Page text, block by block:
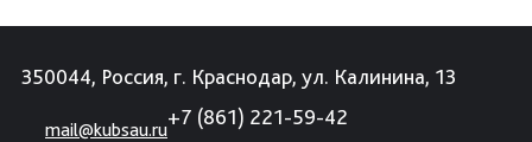
350044, Россия, г. Краснодар, ул. Калинина, 13
mail@kubsau.ru
+7 (861) 221-59-42